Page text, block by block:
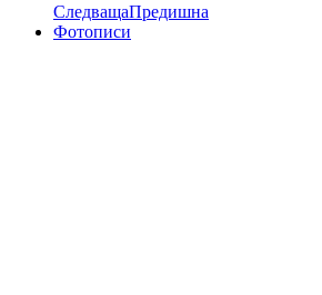
СледващаПредишна
Фотописи